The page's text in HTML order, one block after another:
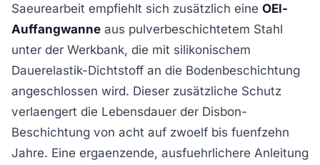
Saeurearbeit empfiehlt sich zusätzlich eine OEl-
Auffangwanne aus pulverbeschichtetem Stahl
unter der Werkbank, die mit silikonischem
Dauerelastik-Dichtstoff an die Bodenbeschichtung
angeschlossen wird. Dieser zusätzliche Schutz
verlaengert die Lebensdauer der Disbon-
Beschichtung von acht auf zwoelf bis fuenfzehn
Jahre. Eine ergaenzende, ausfuehrlichere Anleitung